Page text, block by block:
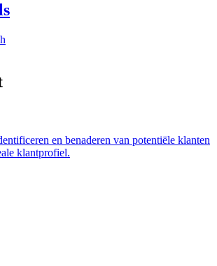
en benaderen van potentiële klanten
klantprofiel.